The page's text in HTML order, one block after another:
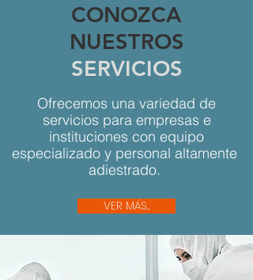
CONOZCA
NUESTROS
SERVICIOS
Ofrecemos una variedad de
servicios para empresas e
instituciones con equipo
especializado y personal altamente
adiestrado.
VER MÁS...